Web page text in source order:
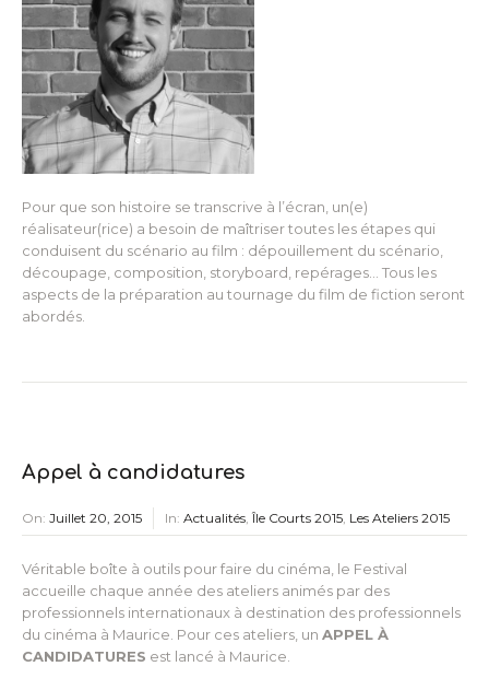
Pour que son histoire se transcrive à l’écran, un(e)
réalisateur(rice) a besoin de maîtriser toutes les étapes qui
conduisent du scénario au film : dépouillement du scénario,
découpage, composition, storyboard, repérages… Tous les
aspects de la préparation au tournage du film de fiction seront
abordés.
Appel à candidatures
On: Juillet 20, 2015 In: Actualités,Île Courts 2015, Les Ateliers 2015
Véritable boîte à outils pour faire du cinéma, le Festival
accueille chaque année des ateliers animés par des
professionnels internationaux à destination des professionnels
du cinéma à Maurice. Pour ces ateliers, un APPEL À
CANDIDATURES est lancé à Maurice.